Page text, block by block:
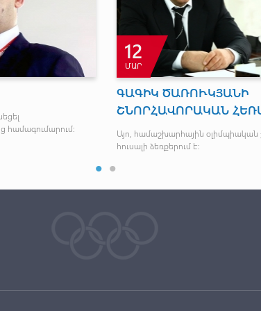
համագումարում։
12
ՄԱՐ
ԳԱԳԻԿ ԾԱՌՈՒԿՅԱՆԻ
ՇՆՈՐՀԱՎՈՐԱԿԱՆ
Այո, համաշխարհային օլիմպիական
հուսալի ձեռքերում է: